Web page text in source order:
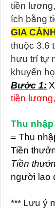
tiền
ích bằng
GIA
thuộc 3.6
hưu trí tự
khuyến
Bước 1:
tiền
Thu
= Thu
Tiền
Tiền
người lao
*** Lưu ý